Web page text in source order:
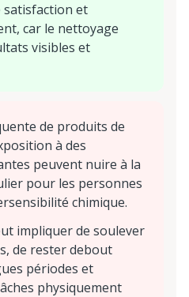
satisfaction et
car le nettoyage
visibles et
de produits de
à des
peuvent nuire à la
pour les personnes
chimique.
impliquer de soulever
de rester debout
périodes et
physiquement